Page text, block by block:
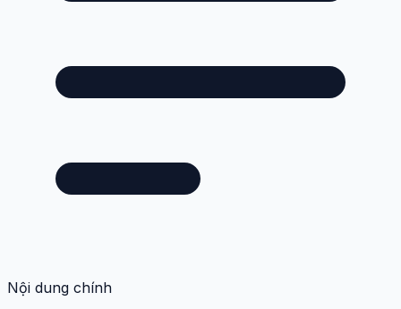
Nội dung chính